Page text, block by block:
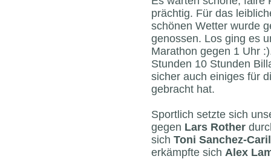
prächtig. Für das
schönen Wetter wurde
genossen. Los ging es
Marathon gegen 1 Uhr
Stunden 10 Stunden
sicher auch einiges für
gebracht hat.
Sportlich setzte sich
gegen Lars Rother
sich Toni Sanchez-
erkämpfte sich Alex